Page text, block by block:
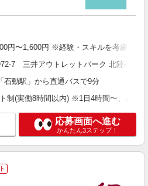
円〜1,600円 ※経験・スキルを考慮の
7 三井アウトレットパーク 北陸小矢部
石動駅」から直通バスで9分
制(実働8時間以内) ※1日4時間〜、週3
応募画面へ進む
かんたん3ステップ！